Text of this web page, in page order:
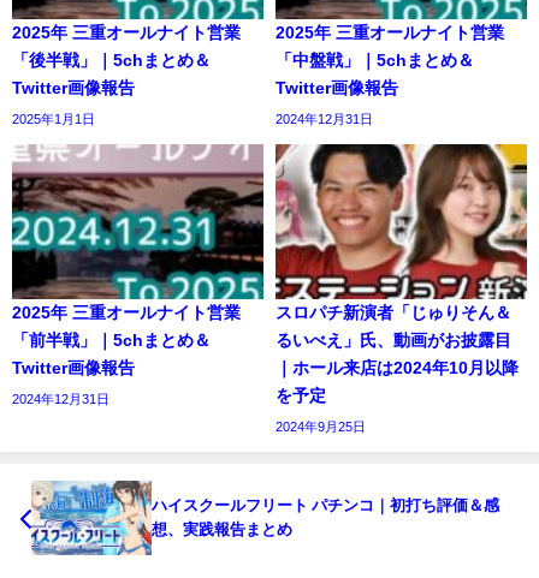
2025年 三重オールナイト営業
「後半戦」｜5chまとめ＆
Twitter画像報告
2025年1月1日
2025年 三重オールナイト営業
「中盤戦」｜5chまとめ＆
Twitter画像報告
2024年12月31日
2025年 三重オールナイト営業
「前半戦」｜5chまとめ＆
Twitter画像報告
2024年12月31日
スロパチ新演者「じゅりそん＆
るいべえ」氏、動画がお披露目
｜ホール来店は2024年10月以降
を予定
2024年9月25日
ハイスクールフリート パチンコ｜初打ち評価＆感
想、実践報告まとめ